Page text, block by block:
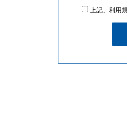
下、リスキルが
る動画及びテ
用するにあた
・同業他社お
動画講座の利
ビスの停止に
上記、利用